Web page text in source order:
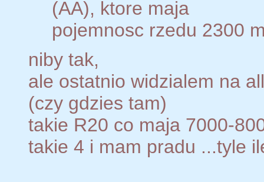
(AA), ktore maja
pojemnosc rzedu 2300
niby tak,
ale ostatnio widzialem na
(czy gdzies tam)
takie R20 co maja 7000-
takie 4 i mam pradu ...tyle